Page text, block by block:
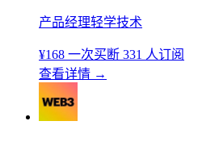
产品经理轻学技术
¥168 一次买断 331 人订阅
查看详情 →